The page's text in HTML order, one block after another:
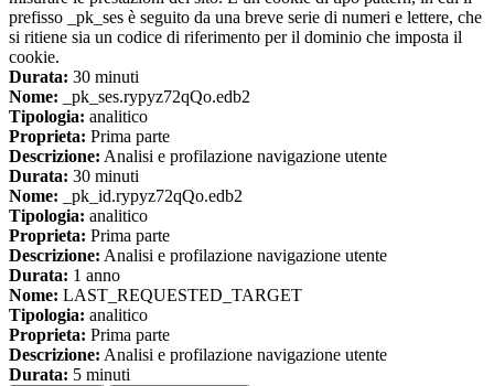
prefisso _pk_ses è seguito da una breve serie di numeri e lettere, che
si ritiene sia un codice di riferimento per il dominio che imposta il
cookie.
Durata: 30 minuti
Nome: _pk_ses.rypyz72qQo.edb2
Tipologia: analitico
Proprieta: Prima parte
Descrizione: Analisi e profilazione navigazione utente
Durata: 30 minuti
Nome: _pk_id.rypyz72qQo.edb2
Tipologia: analitico
Proprieta: Prima parte
Descrizione: Analisi e profilazione navigazione utente
Durata: 1 anno
Nome: LAST_REQUESTED_TARGET
Tipologia: analitico
Proprieta: Prima parte
Descrizione: Analisi e profilazione navigazione utente
Durata: 5 minuti